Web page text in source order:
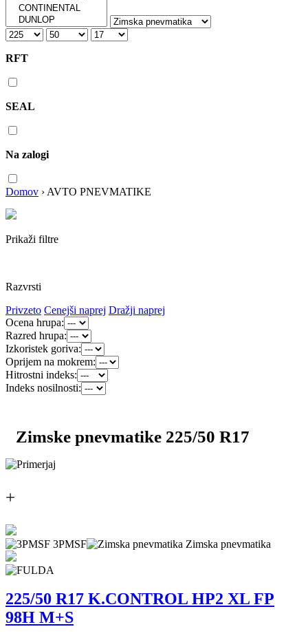
RFT
SEAL
Na zalogi
Domov › AVTO PNEVMATIKE
Prikaži filtre
Razvrsti
Privzeto Cenejši naprej Dražji naprej
Ocena hrupa:
Razred hrupa:
Izkoristek goriva:
Oprijem na mokrem:
Hitrostni indeks:
Indeks nosilnosti:
Zimske pnevmatike 225/50 R17
+
3PMSF Zimska pnevmatika
225/50 R17 K.CONTROL HP2 XL FP
98H M+S